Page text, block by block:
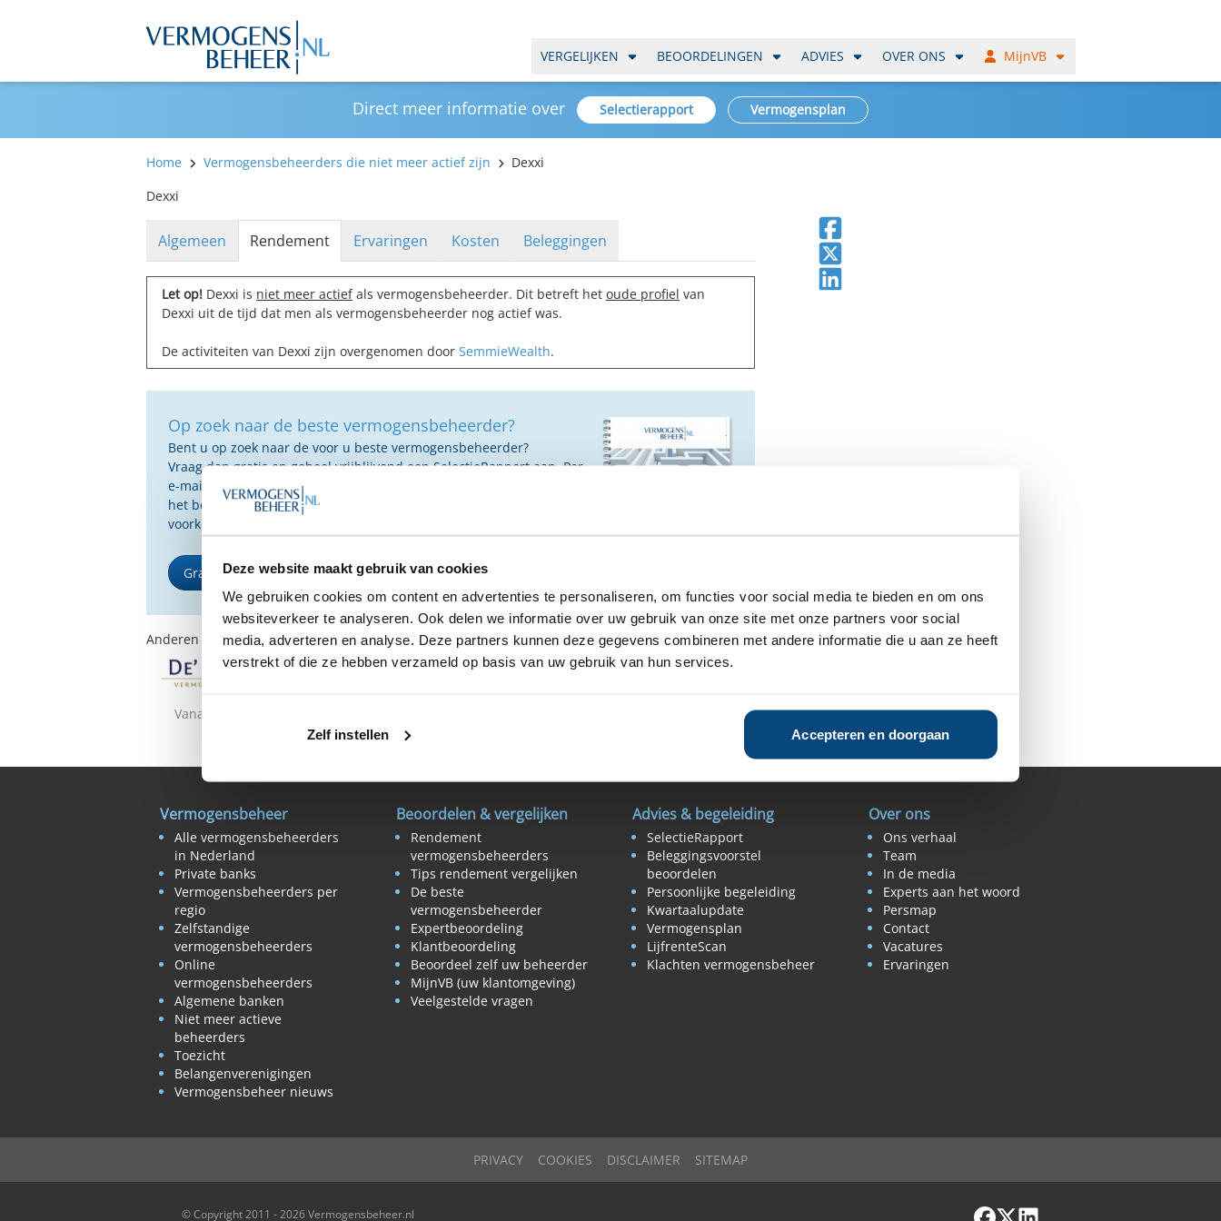
Deze website maakt gebruik van cookies
We gebruiken cookies om content en advertenties te personaliseren, om functies voor social media te bieden en om ons
websiteverkeer te analyseren. Ook delen we informatie over uw gebruik van onze site met onze partners voor social
media, adverteren en analyse. Deze partners kunnen deze gegevens combineren met andere informatie die u aan ze heeft
verstrekt of die ze hebben verzameld op basis van uw gebruik van hun services.
Zelf instellen Accepteren en doorgaan
VERGELIJKEN BEOORDELINGEN ADVIES OVER ONS MijnVB
Direct meer informatie over Selectierapport Vermogensplan
Home Vermogensbeheerders die niet meer actief zijn
Dexxi
Dexxi
Algemeen Rendement Ervaringen Kosten Beleggingen
Let op! Dexxi is niet meer actiefals vermogensbeheerder. Dit betreft het oude profiel van
Dexxi uit de tijd dat men als vermogensbeheerder nog actief was.
De activiteiten van Dexxi zijn overgenomen door SemmieWealth.
Op zoek naar de beste vermogensbeheerder?
Bent u op zoek naar de voor u beste vermogensbeheerder?
Vraag dan gratis en geheel vrijblijvend een SelectieRapport aan. Per
e-mail ontvangt u een selectie van goede vermogensbeheerders die
het beste passen bij uw persoonlijke situatie, wensen en
voorkeuren.
Gratis Selectierapport
Anderen bekeken ook:
Vanaf €10.000
Deel op Facebook
Deel op X
Deel op LinkedIn
Vermogensbeheer
Alle vermogensbeheerders
in Nederland
Private banks
Vermogensbeheerders per
regio
Zelfstandige
vermogensbeheerders
Online
vermogensbeheerders
Algemene banken
Niet meer actieve
beheerders
Toezicht
Belangenverenigingen
Vermogensbeheer nieuws
Beoordelen & vergelijken
Rendement
vermogensbeheerders
Tips rendement vergelijken
De beste
vermogensbeheerder
Expertbeoordeling
Klantbeoordeling
Beoordeel zelf uw beheerder
MijnVB (uw klantomgeving)
Veelgestelde vragen
Advies & begeleiding
SelectieRapport
Beleggingsvoorstel
beoordelen
Persoonlijke begeleiding
Kwartaalupdate
Vermogensplan
LijfrenteScan
Klachten vermogensbeheer
Over ons
Ons verhaal
Team
In de media
Experts aan het woord
Persmap
Contact
Vacatures
Ervaringen
PRIVACY COOKIES DISCLAIMER SITEMAP
© Copyright 2011 - 2026 Vermogensbeheer.nl Facebook
X / Twitter
LinkedIn